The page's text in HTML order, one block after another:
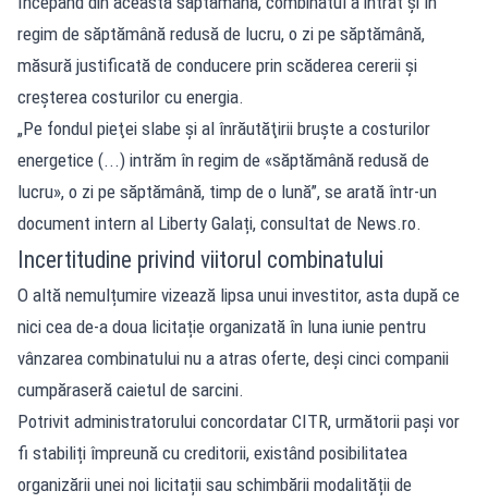
regim de săptămână redusă de lucru, o zi pe săptămână,
măsură justificată de conducere prin scăderea cererii și
creșterea costurilor cu energia.
„Pe fondul pieţei slabe şi al înrăutăţirii bruşte a costurilor
energetice (...) intrăm în regim de «săptămână redusă de
lucru», o zi pe săptămână, timp de o lună”, se arată într-un
document intern al Liberty Galați, consultat de News.ro.
Incertitudine privind viitorul combinatului
O altă nemulțumire vizează lipsa unui investitor, asta după ce
nici cea de-a doua licitație organizată în luna iunie pentru
vânzarea combinatului nu a atras oferte, deși cinci companii
cumpăraseră caietul de sarcini.
Potrivit administratorului concordatar CITR, următorii pași vor
fi stabiliți împreună cu creditorii, existând posibilitatea
organizării unei noi licitații sau schimbării modalității de